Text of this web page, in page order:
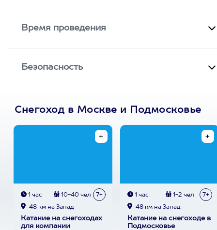
Время проведения
Безопасность
Снегоход в Москве и Подмосковье
1 час 10-40 чел 7+
48 км на Запад
Катание на снегоходах
для компании
1 час 1-2 чел 7+
48 км на Запад
Катание на снегоходе в
Подмосковье